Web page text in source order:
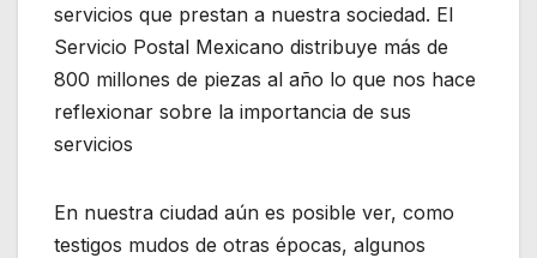
servicios que prestan a nuestra sociedad. El
Servicio Postal Mexicano distribuye más de
800 millones de piezas al año lo que nos hace
reflexionar sobre la importancia de sus
servicios
En nuestra ciudad aún es posible ver, como
testigos mudos de otras épocas, algunos